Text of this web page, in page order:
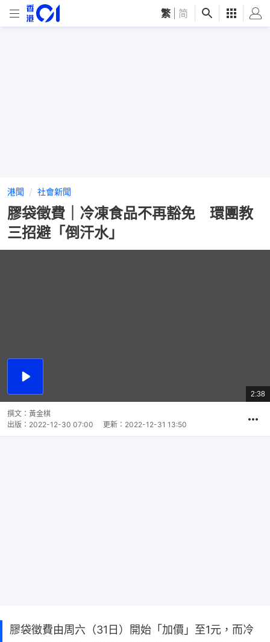
繁 简
港聞 社會新聞
膠袋徵費｜冷凍食品不再豁免 環團教
三招避「倒汗水」
播
總
共
2:38
撰文： 黃金棋
出版： 2022-12-30 07:00 更新： 2022-12-31 13:50
膠袋徵費由周六（31日）開始「加價」至1元，而冷